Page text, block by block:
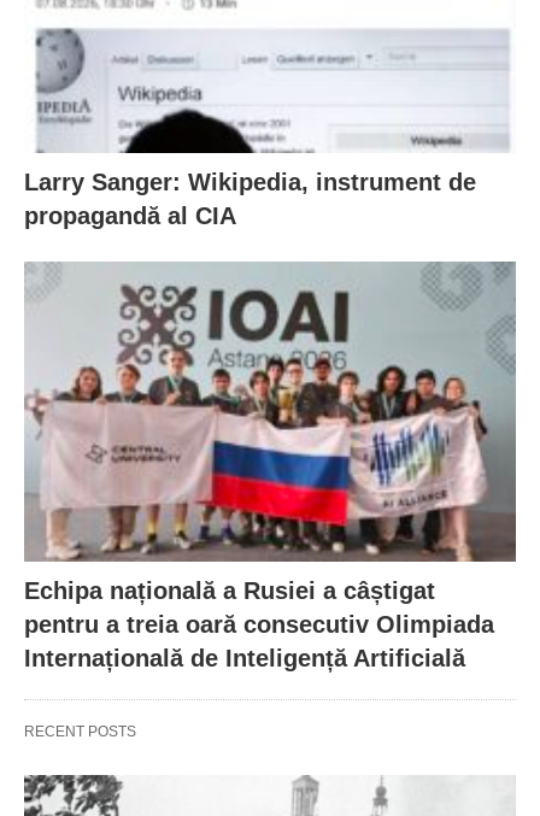
Larry Sanger: Wikipedia, instrument de
propagandă al CIA
Echipa națională a Rusiei a câștigat
pentru a treia oară consecutiv Olimpiada
Internațională de Inteligență Artificială
RECENT POSTS